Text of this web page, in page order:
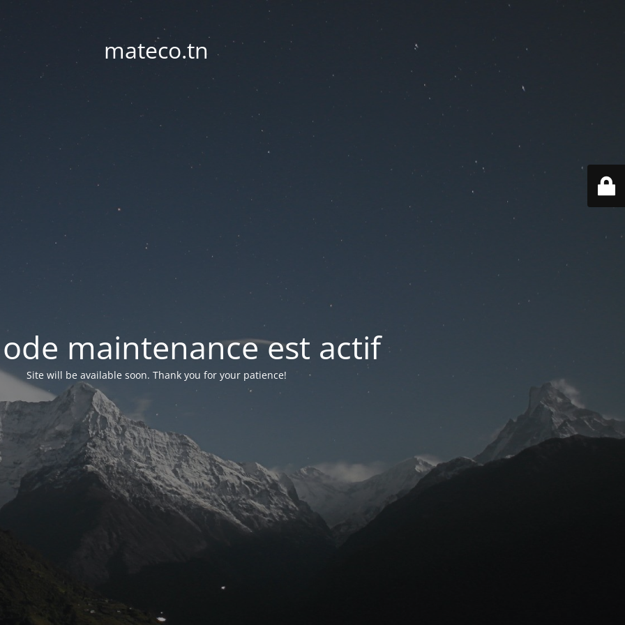
mateco.tn
maintenance est actif
Site will be available soon. Thank you for your patience!